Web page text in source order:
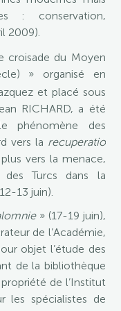
: conservation,
2009).
croisade du Moyen
» organisé en
et placé sous
RICHARD, a été
phénomène des
vers la recuperatio
vers la menace,
Turcs dans la
13 juin).
» (17-19 juin),
de l’Académie,
objet l’étude des
de la bibliothèque
de l’Institut
les spécialistes de